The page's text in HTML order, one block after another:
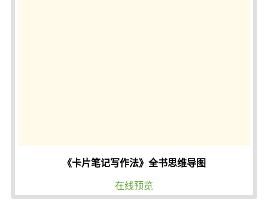
《卡片笔记写作法》全书思维导图
在线预览